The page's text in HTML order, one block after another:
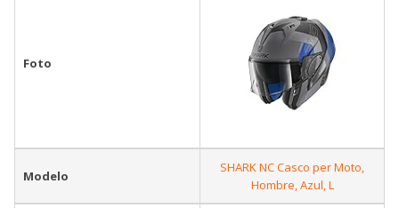
Foto
Modelo
SHARK NC Casco per Moto,
Hombre, Azul, L